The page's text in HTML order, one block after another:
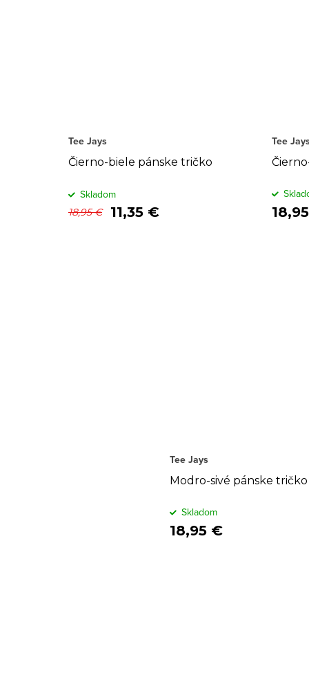
Čierno-biele pánske tričko
Tee Jays
18,95 € 11,35 €
Skladom
Tee
Modro-sivé pánske tričko
Tee Jays
18,95 €
Skladom